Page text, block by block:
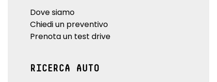
Dove siamo
Chiedi un preventivo
Prenota un test drive
RICERCA AUTO